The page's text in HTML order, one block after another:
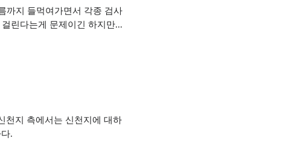
까지 들먹여가면서 각종 검사
린다는게 문제이긴 하지만...
천지 측에서는 신천지에 대하
.